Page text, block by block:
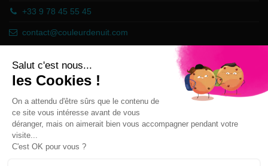
+33 9 78 45 55 45
contact@couleurdenuit.com
Händler zugelassen von Gesellschaft für Garantierte Bewertungen,
Klicken Sie hier